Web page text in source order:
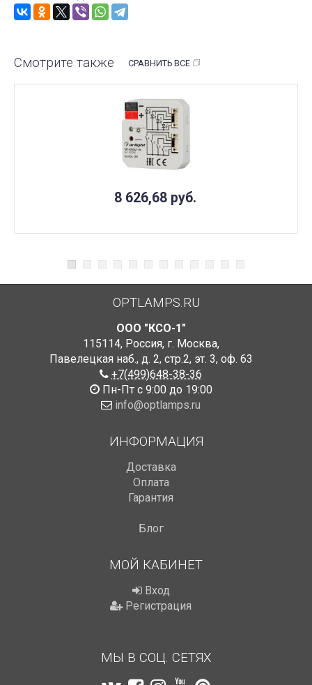
Смотрите также СРАВНИТЬ ВСЕ
8 626,68 руб.
OPTLAMPS.RU
ООО "КСО-1"
115114, Россия, г. Москва,
Павелецкая наб., д. 2, стр.2, эт. 3, оф. 63
+7(499)648-38-36
Пн-Пт с 9:00 до 19:00
info@optlamps.ru
ИНФОРМАЦИЯ
Доставка
Оплата
Гарантия
Блог
МОЙ КАБИНЕТ
Вход
Регистрация
МЫ В СОЦ. СЕТЯХ